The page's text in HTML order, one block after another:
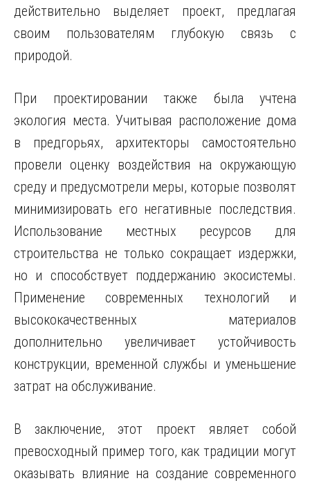
действительно выделяет проект, предлагая
своим пользователям глубокую связь с
природой.
При проектировании также была учтена
экология места. Учитывая расположение дома
в предгорьях, архитекторы самостоятельно
провели оценку воздействия на окружающую
среду и предусмотрели меры, которые позволят
минимизировать его негативные последствия.
Использование местных ресурсов для
строительства не только сокращает издержки,
но и способствует поддержанию экосистемы.
Применение современных технологий и
высококачественных материалов
дополнительно увеличивает устойчивость
конструкции, временной службы и уменьшение
затрат на обслуживание.
В заключение, этот проект являет собой
превосходный пример того, как традиции могут
оказывать влияние на создание современного